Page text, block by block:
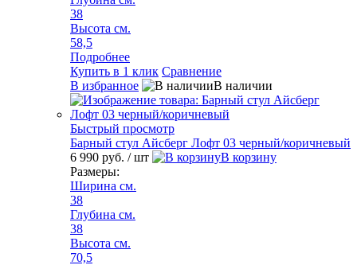
38
Высота см.
58,5
Подробнее
Купить в 1 клик Сравнение
В избранное
В наличии
Быстрый просмотр
Барный стул Айсберг Лофт 03 черный/коричневый
6 990 руб. / шт
В корзину
Размеры:
Ширина см.
38
Глубина см.
38
Высота см.
70,5